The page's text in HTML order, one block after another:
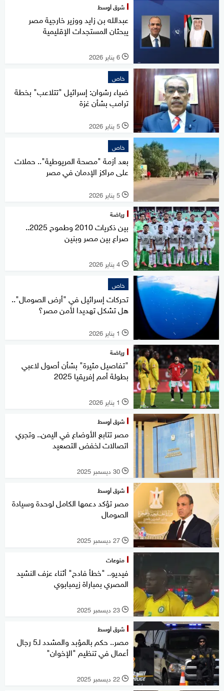
شرق أوسط
عبدالله بن زايد ووزير خارجية مصر
يبحثان المستجدات الإقليمية
l 6 يناير 2026
خاص
ضياء رشوان: إسرائيل "تتلاعب" بخطة
ترامب بشأن غزة
l 5 يناير 2026
خاص
بعد أزمة "مصحة المريوطية".. حملات
على مراكز الإدمان في مصر
l 5 يناير 2026
رياضة
بين ذكريات 2010 وطموح 2025..
صراع بين مصر وبنين
l 4 يناير 2026
خاص
تحركات إسرائيل في "أرض الصومال"..
هل تشكل تهديدا لأمن مصر؟
l 1 يناير 2026
رياضة
"تفاصيل مثيرة" بشأن أصول لاعبي
بطولة أمم إفريقيا 2025
l 1 يناير 2026
شرق أوسط
مصر تتابع الأوضاع في اليمن.. وتجري
اتصالات لخفض التصعيد
l 30 ديسمبر 2025
شرق أوسط
مصر تؤكد دعمها الكامل لوحدة وسيادة
الصومال
l 27 ديسمبر 2025
منوعات
فيديو.. "خطأ فادح" أثناء عزف النشيد
المصري بمباراة زيمبابوي
l 23 ديسمبر 2025
شرق أوسط
مصر.. حكم بالمؤبد والمشدد لـ5 رجال
أعمال في تنظيم "الإخوان"
l 22 ديسمبر 2025